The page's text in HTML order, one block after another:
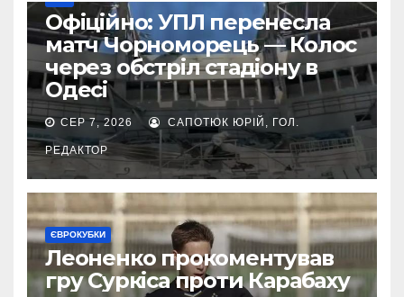
Офіційно: УПЛ перенесла
матч Чорноморець — Колос
через обстріл стадіону в
Одесі
СЕР 7, 2026 САПОТЮК ЮРІЙ, ГОЛ.
РЕДАКТОР
ЄВРОКУБКИ
Леоненко прокоментував
гру Суркіса проти Карабаху